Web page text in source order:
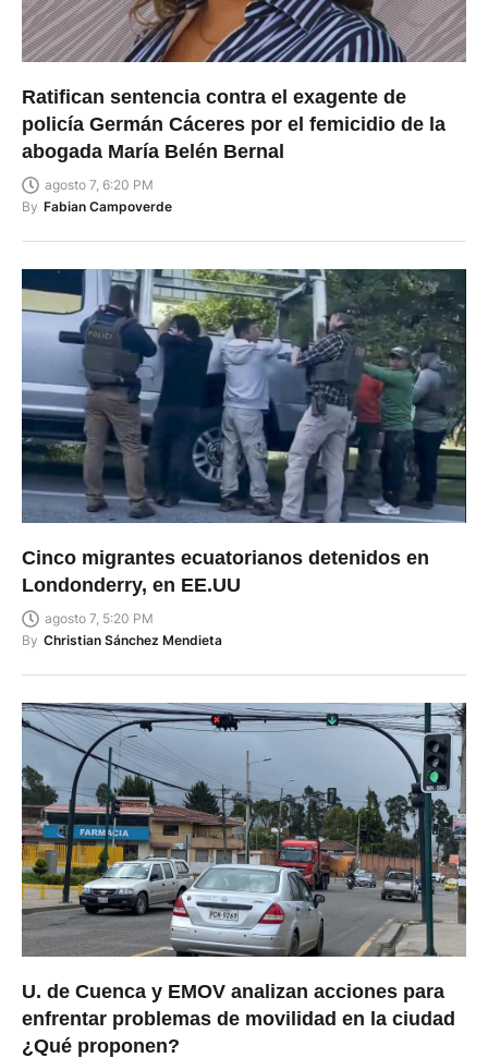
Ratifican sentencia contra el exagente de
policía Germán Cáceres por el femicidio de la
abogada María Belén Bernal
agosto 7, 6:20 PM
By Fabian Campoverde
Cinco migrantes ecuatorianos detenidos en
Londonderry, en EE.UU
agosto 7, 5:20 PM
By Christian Sánchez Mendieta
U. de Cuenca y EMOV analizan acciones para
enfrentar problemas de movilidad en la ciudad
¿Qué proponen?